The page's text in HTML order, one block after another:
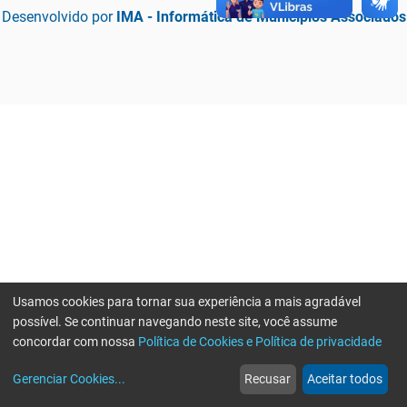
Desenvolvido por IMA - Informática de Municípios Associados
web
Notícias
more_horiz
Mais
Usamos cookies para tornar sua experiência a mais agradável
possível. Se continuar navegando neste site, você assume
concordar com nossa Política de Cookies e Política de privacidade
Gerenciar Cookies... Recusar Aceitar todos
Erro ao enviar informações, por favor tente novamente